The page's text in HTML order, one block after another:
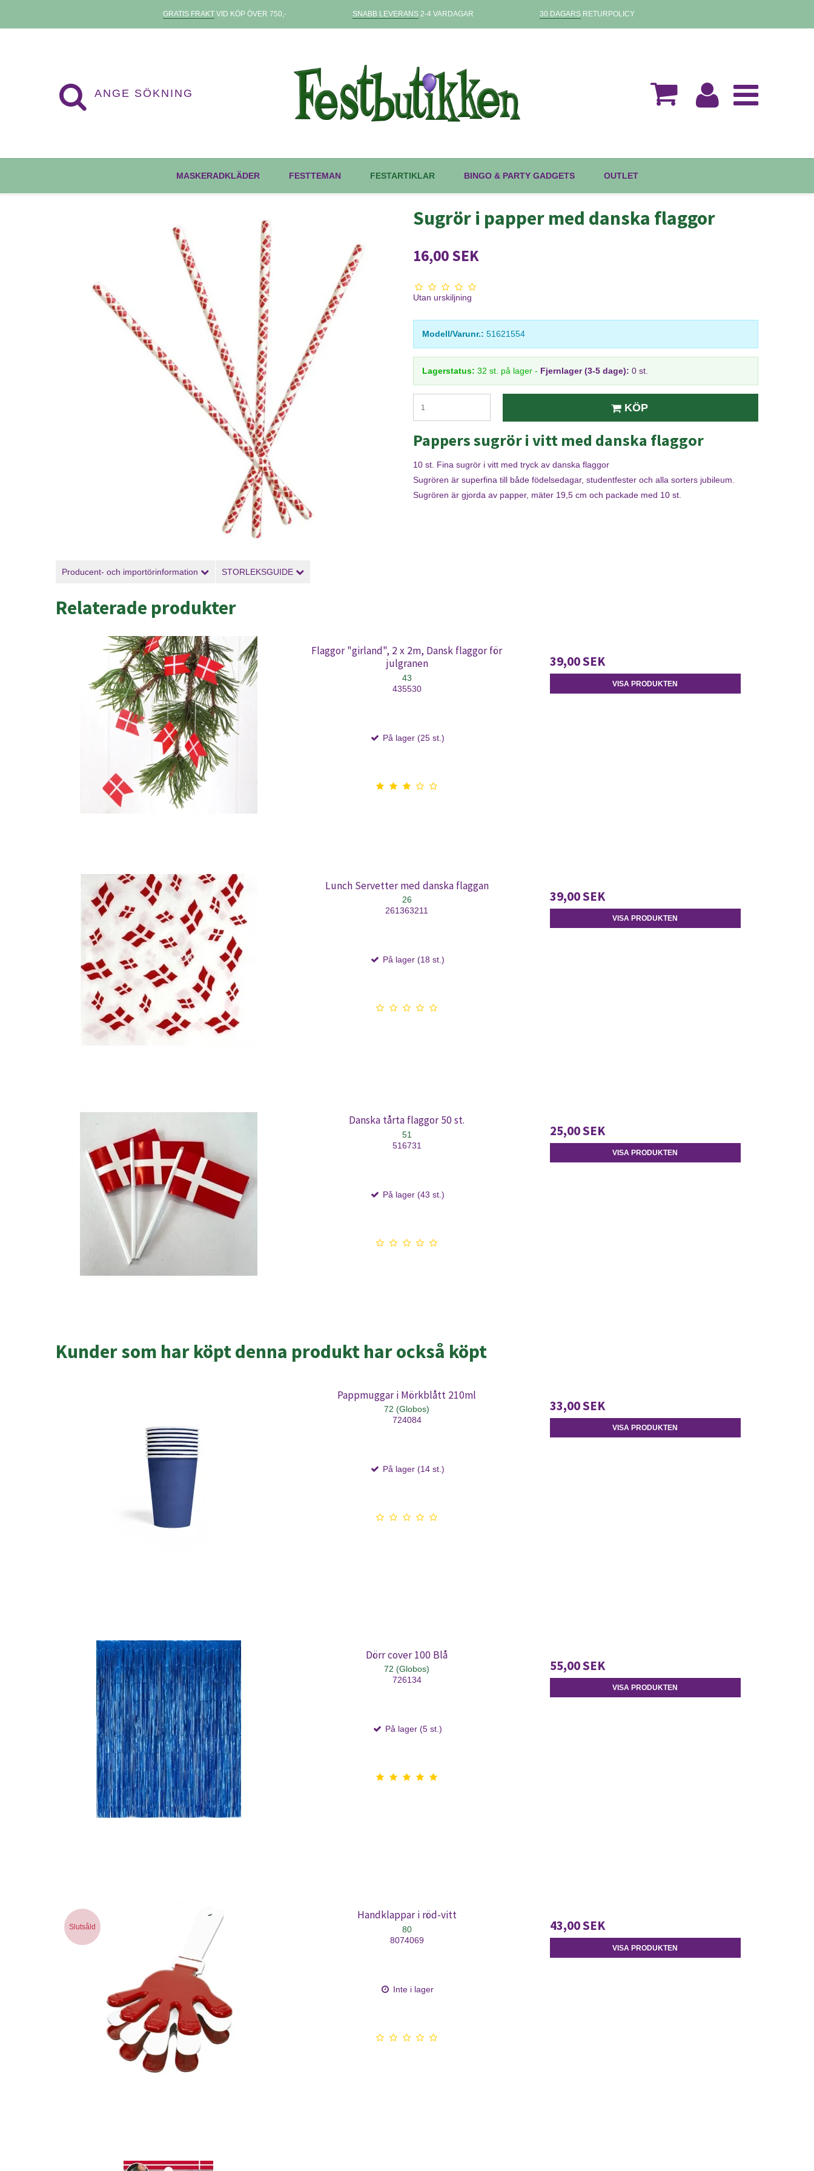
GRATIS FRAKTVID KÖP ÖVER 750,- SNABB LEVERANS2-4 VARDAGAR 30 DAGARSRETURPOLICY
MASKERADKLÄDER FESTTEMAN FESTARTIKLAR BINGO & PARTY GADGETS OUTLET
Producent- och importörinformation STORLEKSGUIDE
Sugrör i papper med danska flaggor
16,00 SEK
Utan urskiljning
Modell/Varunr.: 51621554
Lagerstatus: 32 st. på lager - Fjernlager (3-5 dage): 0 st.
KÖP
Pappers sugrör i vitt med danska flaggor
10 st. Fina sugrör i vitt med tryck av danska flaggor
Sugrören är superfina till både födelsedagar, studentfester och alla sorters jubileum.
Sugrören är gjorda av papper, mäter 19,5 cm och packade med 10 st.
Relaterade produkter
Flaggor "girland", 2 x 2m, Dansk flaggor för
julgranen
43
435530
På lager (25 st.)
39,00 SEK
VISA PRODUKTEN
Lunch Servetter med danska flaggan
26
261363211
På lager (18 st.)
39,00 SEK
VISA PRODUKTEN
Danska tårta flaggor 50 st.
51
516731
På lager (43 st.)
25,00 SEK
VISA PRODUKTEN
Kunder som har köpt denna produkt har också köpt
Pappmuggar i Mörkblått 210ml
72 (Globos)
724084
På lager (14 st.)
33,00 SEK
VISA PRODUKTEN
Dörr cover 100 Blå
72 (Globos)
726134
På lager (5 st.)
55,00 SEK
VISA PRODUKTEN
Slutsåld
Handklappar i röd-vitt
80
8074069
Inte i lager
43,00 SEK
VISA PRODUKTEN